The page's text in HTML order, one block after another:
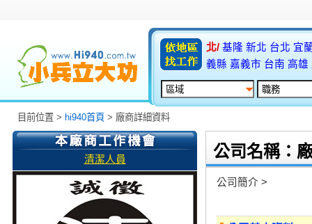
北/ 基隆 新北 台北 宜
義縣 嘉義市 台南 高雄
目前位置 > hi940首頁 > 廠商詳細資料
清潔人員 公司名稱：
公司簡介 >